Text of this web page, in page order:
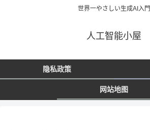
世界一やさしい生成AI入門
人工智能小屋
隐私政策
网站地图